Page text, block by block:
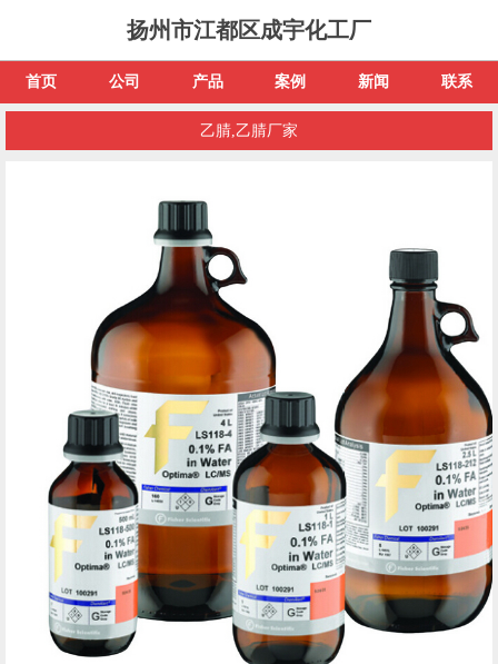
扬州市江都区成宇化工厂
首页 公司 产品 案例 新闻 联系
乙腈,乙腈厂家